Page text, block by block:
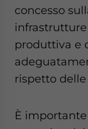
concesso
produttiva e
rispetto
È